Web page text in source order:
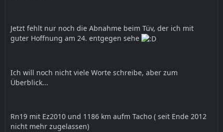
Jetzt fehlt nur noch die Abnahme beim Tüv, der ich mit
guter Hoffnung am 24. entgegen sehe
Ich will noch nicht viele Worte schreibe, aber zum
Überblick...
Rn19 mit Ez2010 und 1186 km aufm Tacho ( seit Ende 2012
nicht mehr zugelassen)